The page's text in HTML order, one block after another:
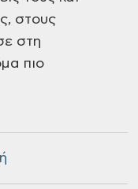
στους
στη
πιο